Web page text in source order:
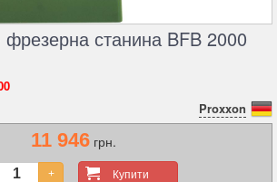
станина BFB 2000
Proxxon
11 946 грн.
Купити
+